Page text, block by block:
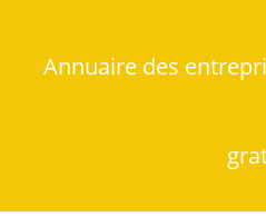
Annuaire des